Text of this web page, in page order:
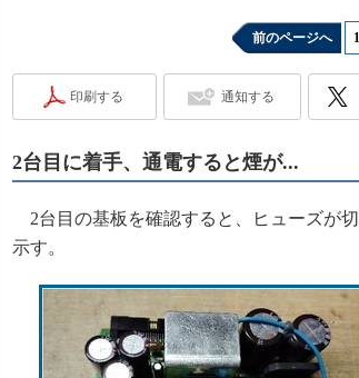
Q&Aで学ぶマイコン講座
高速シリアル伝送技術講座
アナログ設計のきほん／ADCとノイ
めざせ高効率！ モーター駆動入門講
「SPICEの仕組みとその活用設計」
最新記事一覧
計測器メーカーから見た5G
前のページへ 1
印刷する 通知する
2台目に着手、通電すると煙が...
2台目の基板を確認すると、ヒューズが
示す。